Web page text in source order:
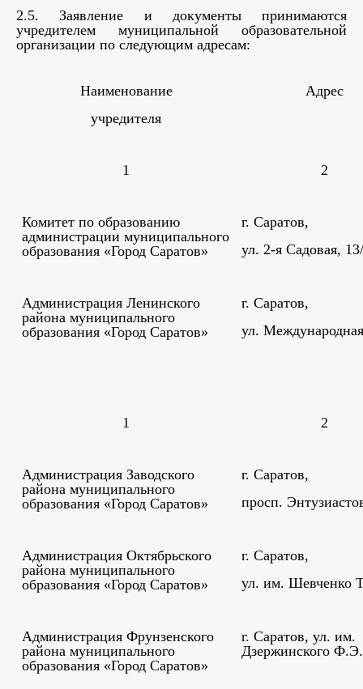
2.5. Заявление и документы принимаются
учредителем муниципальной образовательной
организации по следующим адресам:
Наименование
учредителя
Адрес
1 2
Комитет по образованию
администрации муниципального
образования «Город Саратов»
г. Саратов,
ул. 2-я Садовая,
Администрация Ленинского
района муниципального
образования «Город Саратов»
г. Саратов,
ул.
1 2
Администрация Заводского
района муниципального
образования «Город Саратов»
г. Саратов,
просп.
Администрация Октябрьского
района муниципального
образования «Город Саратов»
г. Саратов,
ул. им. Шевченко
Администрация Фрунзенского
района муниципального
образования «Город Саратов»
г. Саратов, ул. им.
Дзержинского